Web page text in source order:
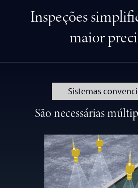
Inspeções
maior
Sistemas
São necessárias